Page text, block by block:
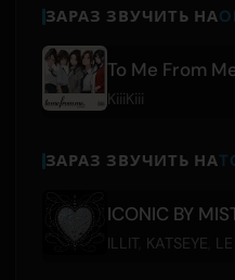
ЗАРАЗ ЗВУЧИТЬ НА
To Me From
KiiiKiii
ЗАРАЗ ЗВУЧИТЬ НА
ICONIC BY
ILLIT, KATSEYE